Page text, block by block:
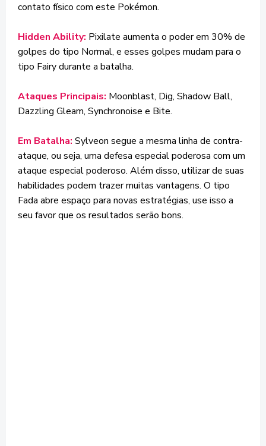
contato físico com este Pokémon.
Hidden Ability: Pixilate aumenta o poder em 30% de
golpes do tipo Normal, e esses golpes mudam para o
tipo Fairy durante a batalha.
Ataques Principais: Moonblast, Dig, Shadow Ball,
Dazzling Gleam, Synchronoise e Bite.
Em Batalha: Sylveon segue a mesma linha de contra-
ataque, ou seja, uma defesa especial poderosa com um
ataque especial poderoso. Além disso, utilizar de suas
habilidades podem trazer muitas vantagens. O tipo
Fada abre espaço para novas estratégias, use isso a
seu favor que os resultados serão bons.